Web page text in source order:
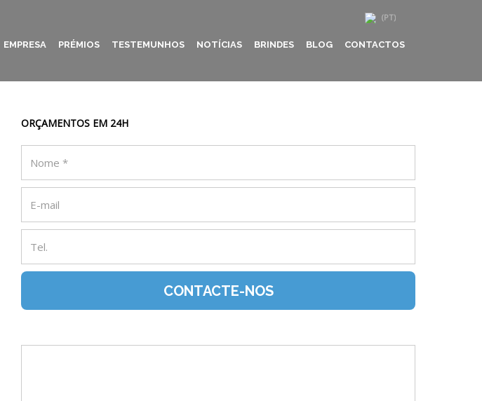
EMPRESA PRÉMIOS TESTEMUNHOS NOTÍCIAS BRINDES BLOG CONTACTOS
ORÇAMENTOS EM 24H